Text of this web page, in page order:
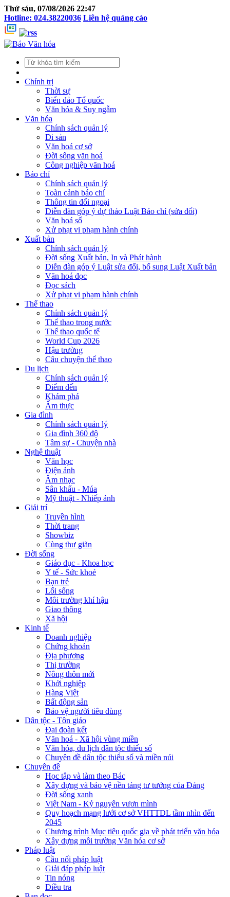
Thứ sáu, 07/08/2026 22:47
Hotline: 024.38220036 Liên hệ quảng cáo
Chính trị
Thời sự
Biển đảo Tổ quốc
Văn hóa & Suy ngẫm
Văn hóa
Chính sách quản lý
Di sản
Văn hoá cơ sở
Đời sống văn hoá
Công nghiệp văn hoá
Báo chí
Chính sách quản lý
Toàn cảnh báo chí
Thông tin đối ngoại
Diễn đàn góp ý dự thảo Luật Báo chí (sửa đổi)
Văn hoá số
Xử phạt vi phạm hành chính
Xuất bản
Chính sách quản lý
Đời sống Xuất bản, In và Phát hành
Diễn đàn góp ý Luật sửa đổi, bổ sung Luật Xuất bản
Văn hoá đọc
Đọc sách
Xử phạt vi phạm hành chính
Thể thao
Chính sách quản lý
Thể thao trong nước
Thể thao quốc tế
World Cup 2026
Hậu trường
Câu chuyện thể thao
Du lịch
Chính sách quản lý
Điểm đến
Khám phá
Ẩm thực
Gia đình
Chính sách quản lý
Gia đình 360 độ
Tâm sự - Chuyện nhà
Nghệ thuật
Văn học
Điện ảnh
Âm nhạc
Sân khấu - Múa
Mỹ thuật - Nhiếp ảnh
Giải trí
Truyền hình
Thời trang
Showbiz
Cùng thư giãn
Đời sống
Giáo dục - Khoa học
Y tế - Sức khoẻ
Bạn trẻ
Lối sống
Môi trường khí hậu
Giao thông
Xã hội
Kinh tế
Doanh nghiệp
Chứng khoán
Địa phương
Thị trường
Nông thôn mới
Khởi nghiệp
Hàng Việt
Bất động sản
Bảo vệ người tiêu dùng
Dân tộc - Tôn giáo
Đại đoàn kết
Văn hoá - Xã hội vùng miền
Văn hóa, du lịch dân tộc thiểu số
Chuyên đề dân tộc thiểu số và miền núi
Chuyên đề
Học tập và làm theo Bác
Xây dựng và bảo vệ nền tảng tư tưởng của Đảng
Đời sống xanh
Việt Nam - Kỷ nguyên vươn mình
Quy hoạch mạng lưới cơ sở VHTTDL tầm nhìn đến
2045
Chương trình Mục tiêu quốc gia về phát triển văn hóa
Xây dựng môi trường Văn hóa cơ sở
Pháp luật
Cầu nối pháp luật
Giải đáp pháp luật
Tin nóng
Điều tra